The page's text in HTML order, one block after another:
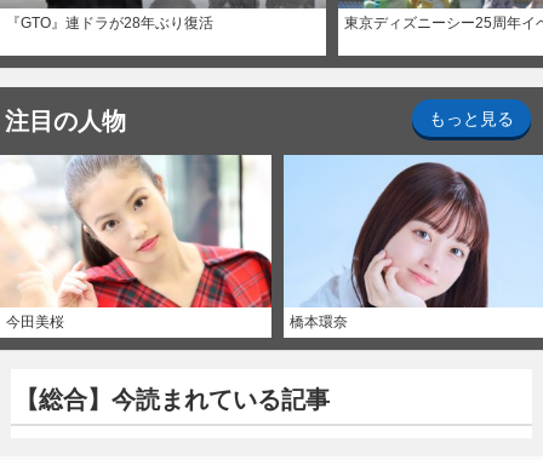
『GTO』連ドラが28年ぶり復活 東京ディズニーシー25周年イ
注目の人物 もっと見る
今田美桜 橋本環奈
【総合】今読まれている記事